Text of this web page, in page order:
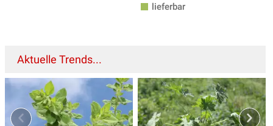
lieferbar
Aktuelle Trends...